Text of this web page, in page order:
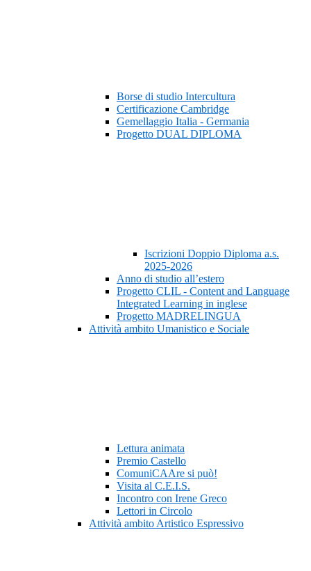
Borse di studio Intercultura
Certificazione Cambridge
Gemellaggio Italia - Germania
Progetto DUAL DIPLOMA
Iscrizioni Doppio Diploma a.s.
2025-2026
Anno di studio all’estero
Progetto CLIL - Content and Language
Integrated Learning in inglese
Progetto MADRELINGUA
Attività ambito Umanistico e Sociale
Lettura animata
Premio Castello
ComuniCAAre si può!
Visita al C.E.I.S.
Incontro con Irene Greco
Lettori in Circolo
Attività ambito Artistico Espressivo